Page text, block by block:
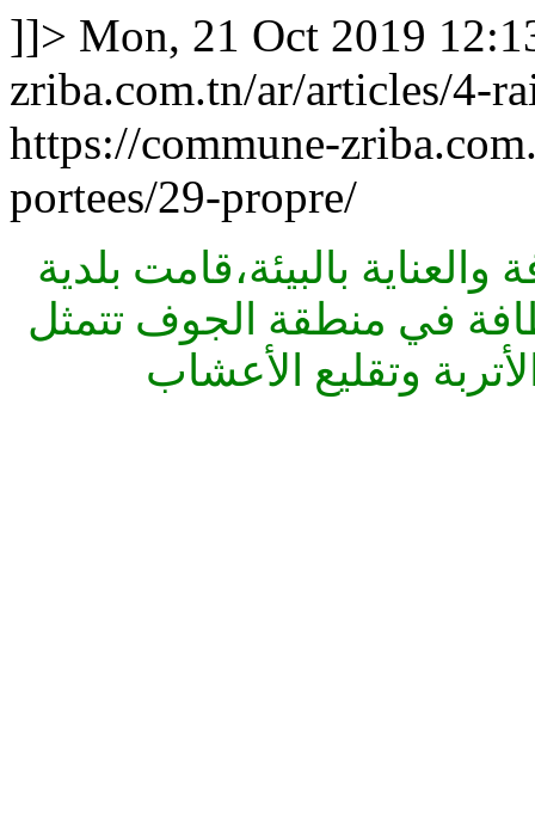
]]> Mon, 21 Oct 2019
zriba.com.tn/ar/articles/4-
https://commune-
portees/29-propre/
بالبيئة،قامت بلدية
أوت 2019 بحملة نظافة في منطقة الجوف تتمثل